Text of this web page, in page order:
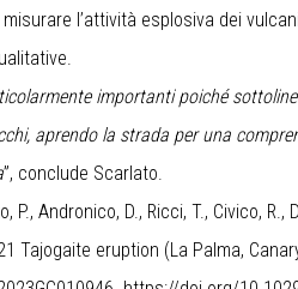
l’attività esplosiva dei
importanti poiché
aprendo la strada per una
”, conclude Scarlato.
Andronico, D., Ricci, T., Civico, R.,
Tajogaite eruption (La Palma,